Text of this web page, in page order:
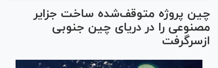
چین پروژه متوقف‌شده ساخت جزایر
مصنوعی را در دریای چین جنوبی
ازسرگرفت